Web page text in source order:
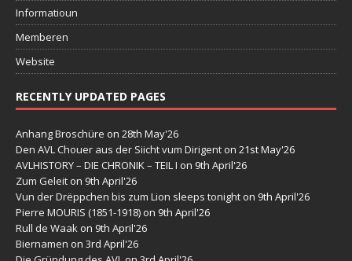
Informatioun
Memberen
Website
RECENTLY UPDATED PAGES
Anhang Broschüre on 28th May'26
Den AVL Chouer aus der Siicht vum Dirigent on 21st May'26
AVLHISTORY – DIE CHRONIK – TEIL I on 9th April'26
Zum Geleit on 9th April'26
Vun der Drëppchen bis zum Lion sleeps tonight on 9th April'26
Pierre MOURIS (1851-1918) on 9th April'26
Rull de Waak on 9th April'26
Biernamen on 3rd April'26